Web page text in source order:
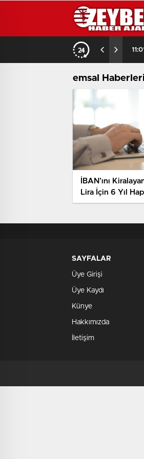
11:01
emsal Haberleri
İBAN’ını
Lira İçin 6 Yıl
Aldı!
SAYFALAR
Üye Girişi
Üye Kaydı
Künye
Hakkımızda
İletişim